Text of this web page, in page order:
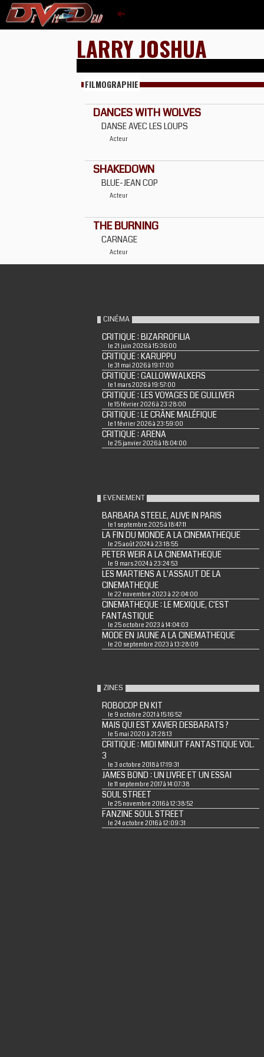
LARRY JOSHUA
FILMOGRAPHIE
DANCES WITH WOLVES
DANSE AVEC LES LOUPS
Acteur
SHAKEDOWN
BLUE-JEAN COP
Acteur
THE BURNING
CARNAGE
Acteur
CINÉMA
CRITIQUE : BIZARROFILIA
le 21 juin 2026 à 15:36:00
CRITIQUE : KARUPPU
le 31 mai 2026 à 19:17:00
CRITIQUE : GALLOWWALKERS
le 1 mars 2026 à 19:57:00
CRITIQUE : LES VOYAGES DE GULLIVER
le 15 février 2026 à 23:28:00
CRITIQUE : LE CRÂNE MALÉFIQUE
le 1 février 2026 à 23:59:00
CRITIQUE : ARENA
le 25 janvier 2026 à 18:04:00
EVENEMENT
BARBARA STEELE, ALIVE IN PARIS
le 1 septembre 2025 à 18:47:11
LA FIN DU MONDE A LA CINEMATHEQUE
le 25 août 2024 à 23:18:55
PETER WEIR A LA CINEMATHEQUE
le 9 mars 2024 à 23:24:53
LES MARTIENS A L'ASSAUT DE LA
CINEMATHEQUE
le 22 novembre 2023 à 22:04:00
CINEMATHEQUE : LE MEXIQUE, C'EST
FANTASTIQUE
le 25 octobre 2023 à 14:04:03
MODE EN JAUNE A LA CINEMATHEQUE
le 20 septembre 2023 à 13:28:09
ZINES
ROBOCOP EN KIT
le 9 octobre 2021 à 15:16:52
MAIS QUI EST XAVIER DESBARATS ?
le 5 mai 2020 à 21:28:13
CRITIQUE : MIDI MINUIT FANTASTIQUE VOL.
3
le 3 octobre 2018 à 17:19:31
JAMES BOND : UN LIVRE ET UN ESSAI
le 11 septembre 2017 à 14:07:38
SOUL STREET
le 25 novembre 2016 à 12:38:52
FANZINE SOUL STREET
le 24 octobre 2016 à 12:09:31